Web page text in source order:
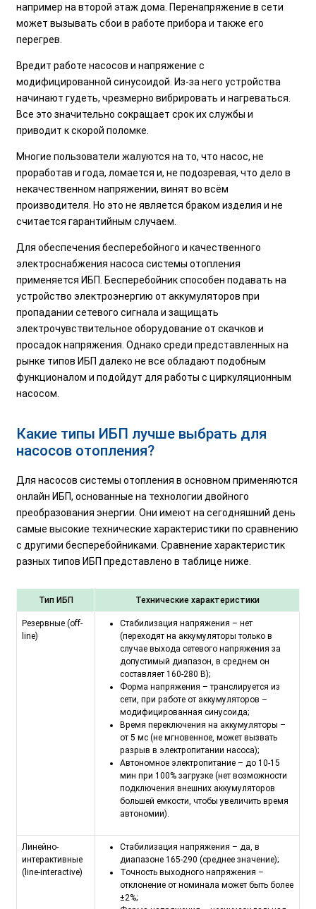
например на второй этаж дома. Перенапряжение в сети
может вызывать сбои в работе прибора и также его
перегрев.
Вредит работе насосов и напряжение с
модифицированной синусоидой. Из-за него устройства
начинают гудеть, чрезмерно вибрировать и нагреваться.
Все это значительно сокращает срок их службы и
приводит к скорой поломке.
Многие пользователи жалуются на то, что насос, не
проработав и года, ломается и, не подозревая, что дело в
некачественном напряжении, винят во всём
производителя. Но это не является браком изделия и не
считается гарантийным случаем.
Для обеспечения бесперебойного и качественного
электроснабжения насоса системы отопления
применяется ИБП. Бесперебойник способен подавать на
устройство электроэнергию от аккумуляторов при
пропадании сетевого сигнала и защищать
электрочувствительное оборудование от скачков и
просадок напряжения. Однако среди представленных на
рынке типов ИБП далеко не все обладают подобным
функционалом и подойдут для работы с циркуляционным
насосом.
Какие типы ИБП лучше выбрать для
насосов отопления?
Для насосов системы отопления в основном применяются
онлайн ИБП, основанные на технологии двойного
преобразования энергии. Они имеют на сегодняшний день
самые высокие технические характеристики по сравнению
с другими бесперебойниками. Сравнение характеристик
разных типов ИБП представлено в таблице ниже.
Тип ИБП Технические характеристики
Резервные (off-
line)
Стабилизация напряжения – нет
(переходят на аккумуляторы только в
случае выхода сетевого напряжения за
допустимый диапазон, в среднем он
составляет 160-280 В);
Форма напряжения – транслируется из
сети, при работе от аккумуляторов –
модифицированная синусоида;
Время переключения на аккумуляторы –
от 5 мс (не мгновенное, может вызвать
разрыв в электропитании насоса);
Автономное электропитание – до 10-15
мин при 100% загрузке (нет возможности
подключения внешних аккумуляторов
большей емкости, чтобы увеличить время
автономии).
Линейно-
интерактивные
(line-interactive)
Стабилизация напряжения – да, в
диапазоне 165-290 (среднее значение);
Точность выходного напряжения –
отклонение от номинала может быть более
±2%;